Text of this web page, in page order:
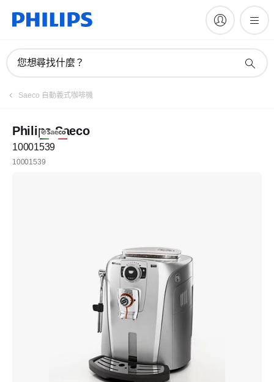
您想尋找什麼？
Saeco 自動義式咖啡機
Philips Saeco
10001539
10001539